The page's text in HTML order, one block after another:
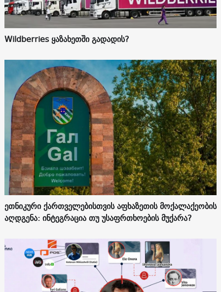
Wildberries ყაზახეთში გადადის?
ეთნიკური ქართველებისთვის აფხაზეთის მოქალაქეობის
აღდგენა: ინტეგრაცია თუ უსაფრთხოების მუქარა?